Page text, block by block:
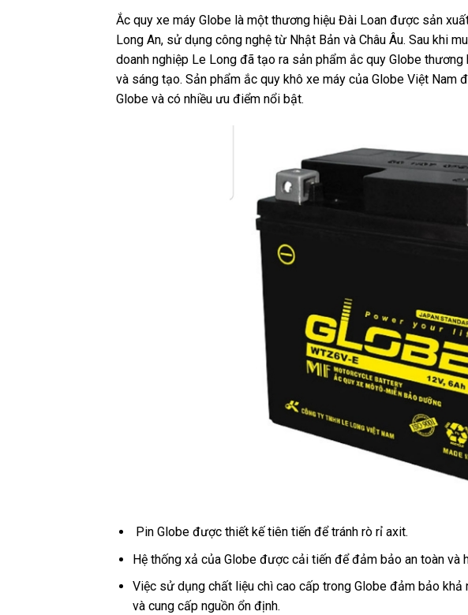
Ắc quy xe máy Globe là một thương hiệu Đài Loan được sản
Long An, sử dụng công nghệ từ Nhật Bản và Châu Âu. Sau khi
doanh nghiệp Le Long đã tạo ra sản phẩm ắc quy Globe
và sáng tạo. Sản phẩm ắc quy khô xe máy của Globe Việt Nam
Globe và có nhiều ưu điểm nổi bật.
Pin Globe được thiết kế tiên tiến để tránh rò rỉ axit.
Hệ thống xả của Globe được cải tiến để đảm bảo an toàn và
Việc sử dụng chất liệu chì cao cấp trong Globe đảm bảo
và cung cấp nguồn ổn định.